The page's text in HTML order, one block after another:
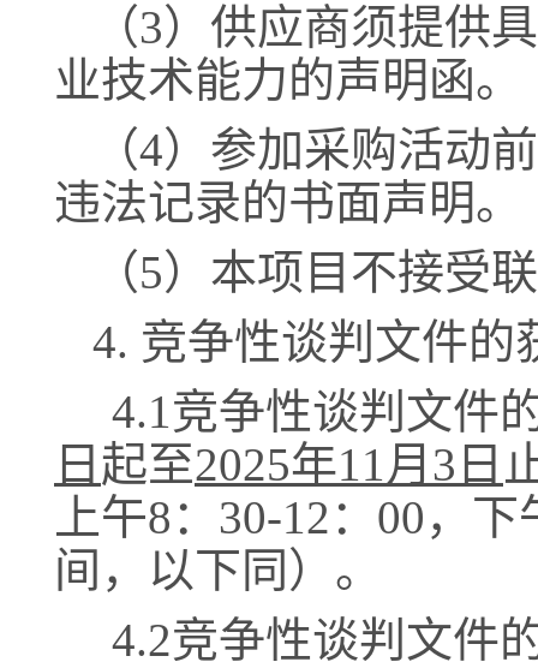
（3）供应商须提供
业技术能力的声明函。
（4） 参加采购活动前
违法记录的书面声明。
（5） 本项目不接受
4. 竞争性谈判文件的
4.1竞争性谈判文件
日 起至2025年11月 3 日
上午8：30-12：00，
间，以下同） 。
4.2竞争性谈判文件